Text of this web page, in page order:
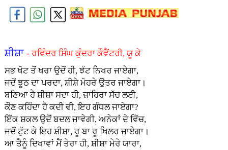
ਸ਼ੀਸ਼ਾ - ਰਵਿੰਦਰ ਸਿੰਘ ਕੁੰਦਰਾ ਕੌਵੈਂਟਰੀ, ਯੂ ਕੇ
ਸਭ ਖੋਟ ਤੋਂ ਖਰਾ ਉਦੋਂ ਹੀ, ਝੱਟ ਨਿਖਰ ਜਾਏਗਾ,
ਜਦੋਂ ਝੂਠ ਦਾ ਪਰਦਾ, ਸ਼ੀਸ਼ੇ ਮੋਹਰੇ ਉਤਰ ਜਾਏਗਾ।
ਬਣਿਆ ਹੈ ਸ਼ੀਸ਼ਾ ਸਦਾ ਹੀ, ਜ਼ਾਹਿਰਾ ਸੱਚ ਲਈ,
ਕੌਣ ਕਹਿੰਦਾ ਹੈ ਕਦੀ ਵੀ, ਇਹ ਗੰਧਲ ਜਾਏਗਾ?
ਇੱਕ ਸ਼ਕਲ ਉਦੋਂ ਬਦਲ ਜਾਵੇਗੀ, ਅਨੇਕਾਂ ਦੇ ਵਿੱਚ,
ਜਦੋਂ ਟੁੱਟ ਕੇ ਇਹ ਸ਼ੀਸ਼ਾ, ਰੂ ਬਾ ਰੂ ਖਿਲਰ ਜਾਏਗਾ।
ਆ ਤੈਨੂੰ ਦਿਖਾਵਾਂ ਮੈਂ ਤੇਰਾ ਹੀ, ਸ਼ੀਸ਼ਾ ਮੇਰੇ ਯਾਰਾ,